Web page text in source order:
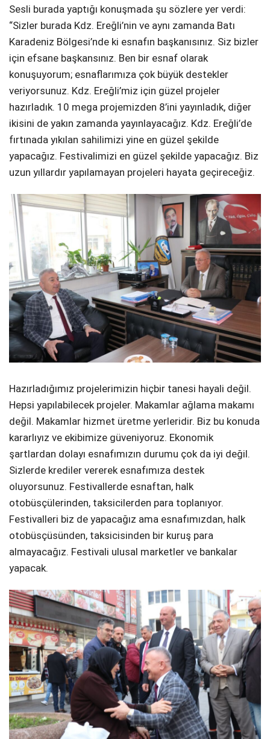
Sesli burada yaptığı konuşmada şu sözlere yer verdi:
“Sizler burada Kdz. Ereğli’nin ve aynı zamanda Batı
Karadeniz Bölgesi’nde ki esnafın başkanısınız. Siz bizler
için efsane başkansınız. Ben bir esnaf olarak
konuşuyorum; esnaflarımıza çok büyük destekler
veriyorsunuz. Kdz. Ereğli’miz için güzel projeler
hazırladık. 10 mega projemizden 8’ini yayınladık, diğer
ikisini de yakın zamanda yayınlayacağız. Kdz. Ereğli’de
fırtınada yıkılan sahilimizi yine en güzel şekilde
yapacağız. Festivalimizi en güzel şekilde yapacağız. Biz
uzun yıllardır yapılamayan projeleri hayata geçireceğiz.
Hazırladığımız projelerimizin hiçbir tanesi hayali değil.
Hepsi yapılabilecek projeler. Makamlar ağlama makamı
değil. Makamlar hizmet üretme yerleridir. Biz bu konuda
kararlıyız ve ekibimize güveniyoruz. Ekonomik
şartlardan dolayı esnafımızın durumu çok da iyi değil.
Sizlerde krediler vererek esnafımıza destek
oluyorsunuz. Festivallerde esnaftan, halk
otobüsçülerinden, taksicilerden para toplanıyor.
Festivalleri biz de yapacağız ama esnafımızdan, halk
otobüsçüsünden, taksicisinden bir kuruş para
almayacağız. Festivali ulusal marketler ve bankalar
yapacak.